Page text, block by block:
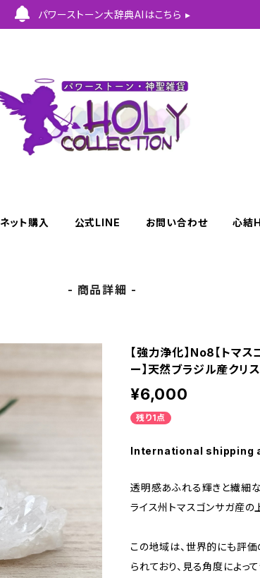
パワーストーン大辞典AIはこちら ▸
ネット購入 公式LINE お問い合わせ 心結
- 商品詳細 -
【強力浄化】No8【トマ
ー】天然ブラジル産クリ
¥6,000
残り1点
International shipping
透明感あふれる輝きと繊細
ライス州トマスゴンサガ産の
この地域は、世界的にも評
られており、見る角度によっ